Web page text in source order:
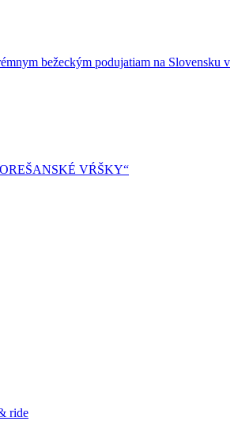
bežeckým podujatiam na Slovensku v
VŔŠKY“
ride